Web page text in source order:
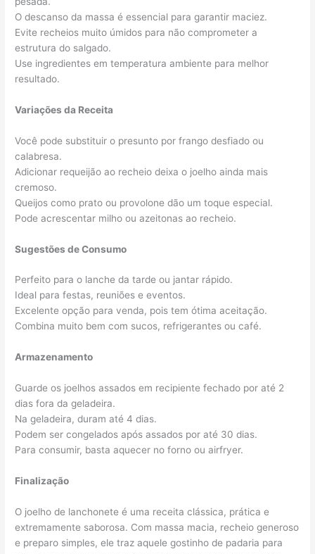
O descanso da massa é essencial para garantir maciez.
Evite recheios muito úmidos para não comprometer a
estrutura do salgado.
Use ingredientes em temperatura ambiente para melhor
resultado.
Variações da Receita
Você pode substituir o presunto por frango desfiado ou
calabresa.
Adicionar requeijão ao recheio deixa o joelho ainda mais
cremoso.
Queijos como prato ou provolone dão um toque especial.
Pode acrescentar milho ou azeitonas ao recheio.
Sugestões de Consumo
Perfeito para o lanche da tarde ou jantar rápido.
Ideal para festas, reuniões e eventos.
Excelente opção para venda, pois tem ótima aceitação.
Combina muito bem com sucos, refrigerantes ou café.
Armazenamento
Guarde os joelhos assados em recipiente fechado por até 2
dias fora da geladeira.
Na geladeira, duram até 4 dias.
Podem ser congelados após assados por até 30 dias.
Para consumir, basta aquecer no forno ou airfryer.
Finalização
O joelho de lanchonete é uma receita clássica, prática e
extremamente saborosa. Com massa macia, recheio generoso
e preparo simples, ele traz aquele gostinho de padaria para